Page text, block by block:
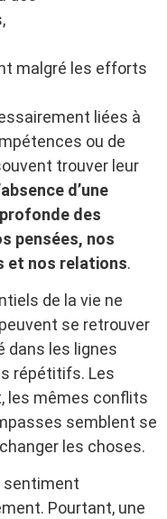
malgré les efforts
liées à
ou de
trouver leur
d’une
des
pensées, nos
et nos relations.
de la vie ne
se retrouver
dans les lignes
répétitifs. Les
les mêmes conflits
semblent se
les choses.
sentiment
Pourtant, une